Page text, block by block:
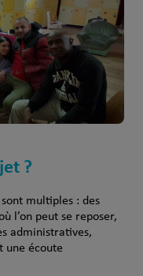
?
multiples : des
l’on peut se reposer,
administratives,
une écoute